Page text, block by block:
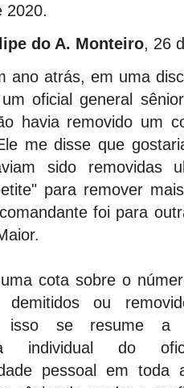
2020.
do A. Monteiro, 26
ano atrás, em uma
oficial general
havia removido um
me disse que
sido removidas
para remover
foi para
cota sobre o
demitidos ou
isso se resume a
individual do
pessoal em